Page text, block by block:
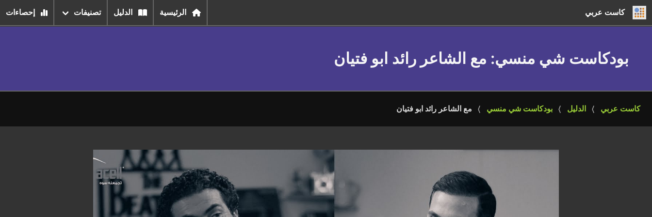
كاست عربي الرئيسية الدليل تصنيفات إحصاءات
بودكاست شي منسي: مع الشاعر رائد ابو فتيان
كاست عربي الدليل بودكاست شي منسي مع الشاعر رائد ابو فتيان